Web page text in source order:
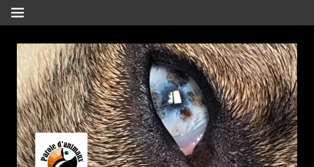
Aller
au
contenu
MENU